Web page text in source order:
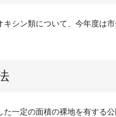
キシン類について、今年度は
た一定の面積の裸地を有する